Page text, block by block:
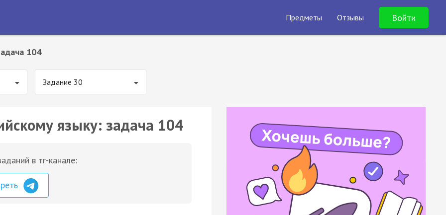
Предметы Отзывы Войти
104
Задание 30
языку: задача 104
в тг-канале: